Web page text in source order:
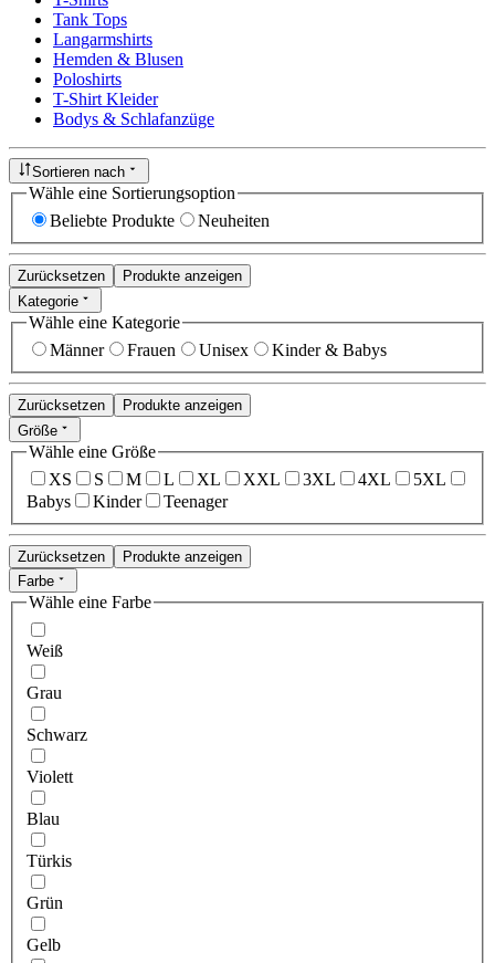
Tank Tops
Langarmshirts
Hemden & Blusen
Poloshirts
T-Shirt Kleider
Bodys & Schlafanzüge
Sortieren nach
Wähle eine Sortierungsoption
Beliebte Produkte
Neuheiten
Zurücksetzen
Produkte anzeigen
Kategorie
Wähle eine Kategorie
Männer
Frauen Unisex Kinder & Babys
Zurücksetzen
Produkte anzeigen
Größe
Wähle eine Größe
XS
S M L XL XXL 3XL 4XL
5XL
Babys
Kinder Teenager
Zurücksetzen
Produkte anzeigen
Farbe
Wähle eine Farbe
Weiß
Grau
Schwarz
Violett
Blau
Türkis
Grün
Gelb